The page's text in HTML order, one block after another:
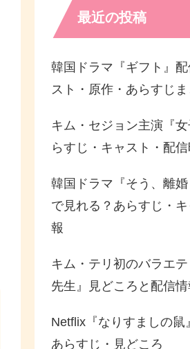
最近の投稿
韓国ドラマ『ギフト』
スト・原作・あらすじ
キム・セジョン主演『
らすじ・キャスト・配信
韓国ドラマ『そう、離
で見れる？あらすじ・
報
キム・テリ初のバラエ
先生』見どころと配信情
Netflix『なりすましの鼠
あらすじ・見どころ